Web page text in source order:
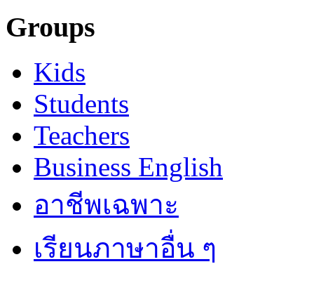
Groups
Kids
Students
Teachers
Business English
อาชีพเฉพาะ
เรียนภาษาอื่น ๆ